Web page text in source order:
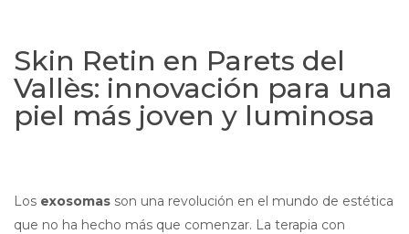
Skin Retin en Parets del
Vallès: innovación para una
piel más joven y luminosa
Los exosomas son una revolución en el mundo de estética
que no ha hecho más que comenzar. La terapia con